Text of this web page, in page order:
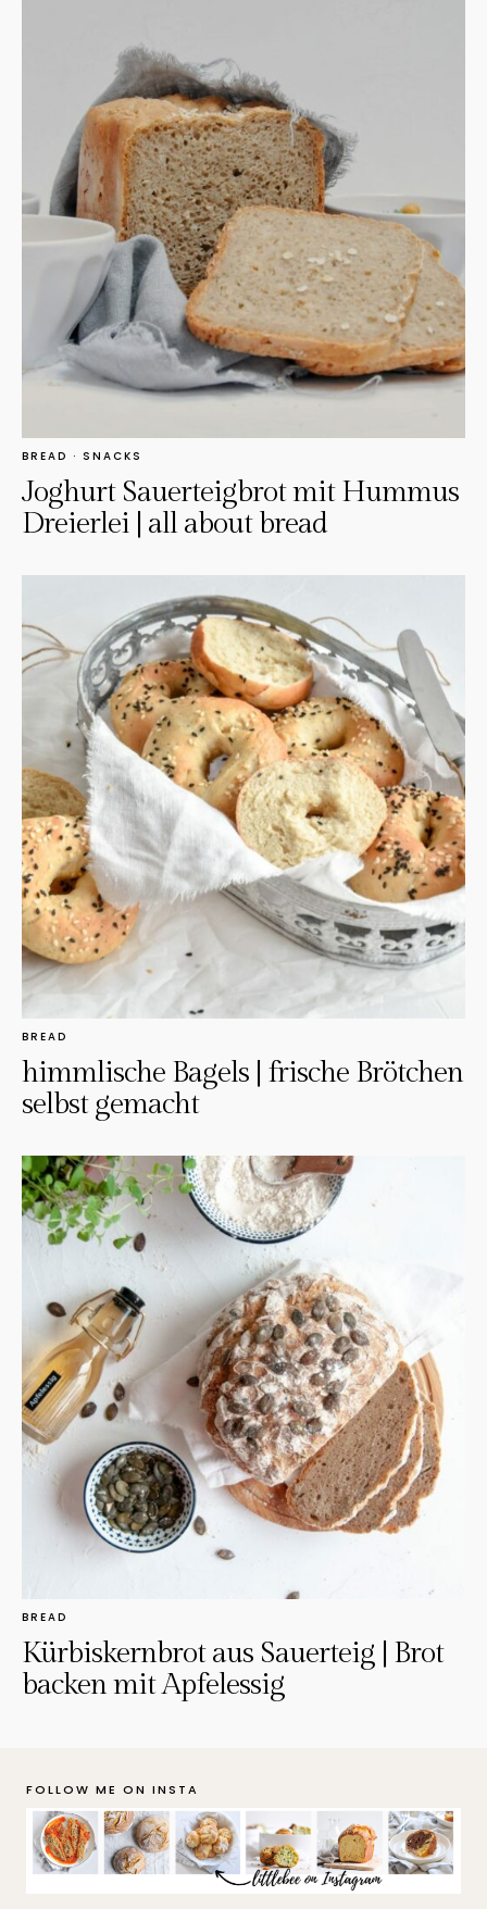
BREAD · SNACKS
Joghurt Sauerteigbrot mit Hummus
Dreierlei | all about bread
BREAD
himmlische Bagels | frische Brötchen
selbst gemacht
BREAD
Kürbiskernbrot aus Sauerteig | Brot
backen mit Apfelessig
FOLLOW ME ON INSTA